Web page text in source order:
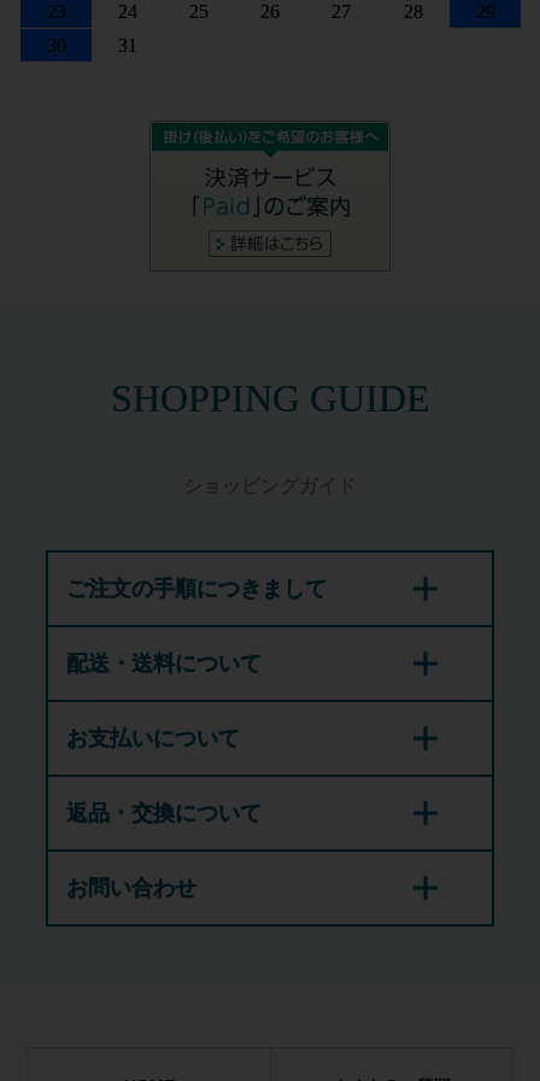
23 24 25 26 27 28
29
30
31
SHOPPING GUIDE
ご注文の手順につきまして
配送・送料について
お支払いについて
返品・交換について
お問い合わせ